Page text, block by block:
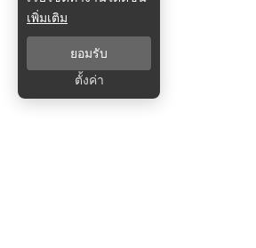
เพิ่มเติม
ยอมรับ
ตั้งค่า